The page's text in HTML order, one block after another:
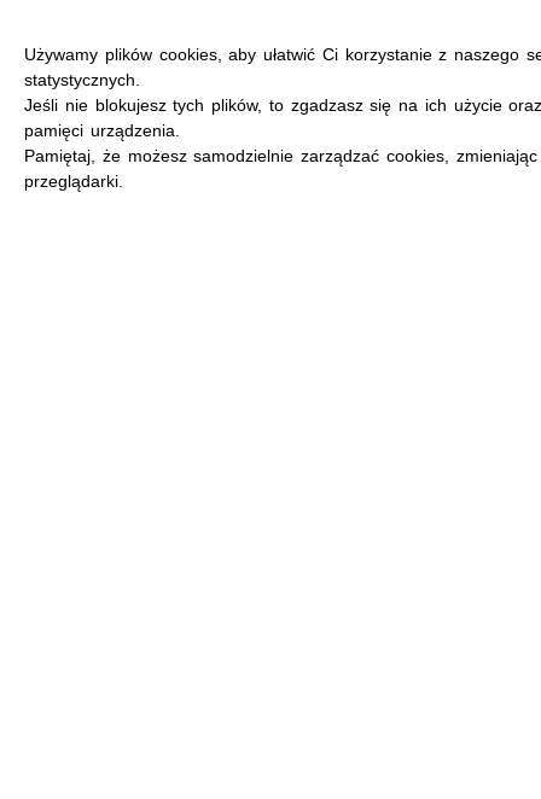
Używamy plików cookies, aby ułatwić Ci korzystanie z naszego
statystycznych.
Jeśli nie blokujesz tych plików, to zgadzasz się na ich użycie
pamięci urządzenia.
Pamiętaj, że możesz samodzielnie zarządzać cookies,
przeglądarki.
MENU